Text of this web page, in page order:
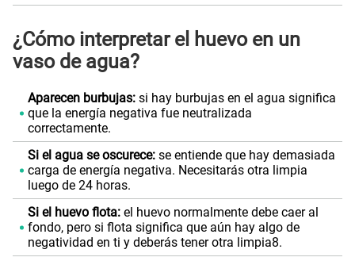
¿Cómo interpretar el huevo en un
vaso de agua?
Aparecen burbujas:si hay burbujas en el agua significa
que la energía negativa fue neutralizada
correctamente.
Si el agua se oscurece:se entiende que hay demasiada
carga de energía negativa. Necesitarás otra limpia
luego de 24 horas.
Si el huevo flota:el huevo normalmente debe caer al
fondo, pero si flota significa que aún hay algo de
negatividad en ti y deberás tener otra limpia8.